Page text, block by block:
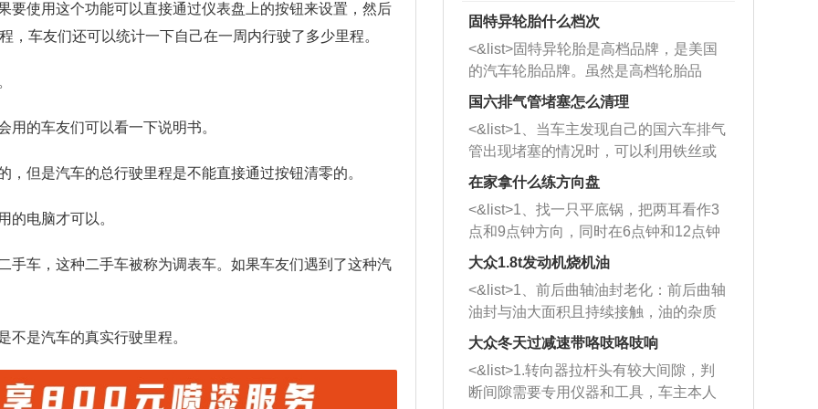
要使用这个功能可以直接通过仪表盘上的按钮来设置，然后
车友们还可以统计一下自己在一周内行驶了多少里程。
的车友们可以看一下说明书。
但是汽车的总行驶里程是不能直接通过按钮清零的。
的电脑才可以。
手车，这种二手车被称为调表车。如果车友们遇到了这种汽
不是汽车的真实行驶里程。
固特异轮胎什么档次
<&list>固特异轮胎是高档品牌，是美国
的汽车轮胎品牌。虽然是高档轮胎品
牌，但是中高低端的轮胎都有生产，这
也是为了更好的开拓市场。
国六排气管堵塞怎么清理
<&list>1、当车主发现自己的国六车排气
管出现堵塞的情况时，可以利用铁丝或
者是细棍，直接将杂物给取出来，如果
堵塞情况比较严重，也可以采取应急措
施。 <&list>2、直接利用木棍将所有的
杂物推到排气管里面的位置处，然后将
三元催化器拆解开，就可以将堵塞的东
西取出来。但如果是因为积碳过多引起
的堵塞，就需要将三元催化器泡在草酸
洗剂对堵塞的情况得到解决，将清洗剂
放在燃油箱中，与燃油混合后，车辆启
动时，就可以和汽油一起进入到燃烧
在家拿什么练方向盘
<&list>1、找一只平底锅，把两耳看作3
点和9点钟方向，同时在6点钟和12点钟
方向做一个标记。 <&list>2、双手握住
一圈半的练习，往右同样也要打相同的
圈数。 <&list>3、最后强调要反复练
习，这样就可以形成肌肉记忆，在真实
驾驶车辆时，不需要记忆也能打好方
向。
大众1.8t发动机烧机油
<&list>1、前后曲轴油封老化：前后曲轴
油封与油大面积且持续接触，油的杂质
和发动机内持续温度变化使其密封效果
逐渐减弱，导致渗油或漏油。<&list>2、
活塞间隙过大：积碳会使活塞环与缸体
的间隙扩大，导致机油流入燃烧室中，
大众冬天过减速带咯吱咯吱响
<&list>1.转向器拉杆头有较大间隙，判
断间隙需要专用仪器和工具，车主本人